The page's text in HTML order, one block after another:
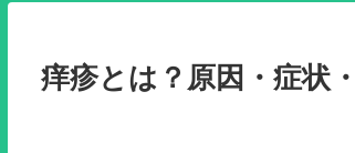
痒疹とは？原因・症状